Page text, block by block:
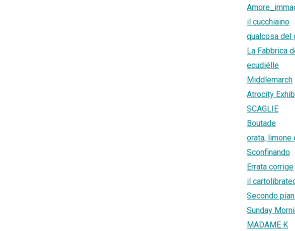
il cucchiaino
qualcosa del
La Fabbrica
ecudiélle
Middlemarch
Atrocity
SCAGLIE
Boutade
orata, limone
Sconfinando
Errata corrige
il
Secondo
Sunday
MADAME K